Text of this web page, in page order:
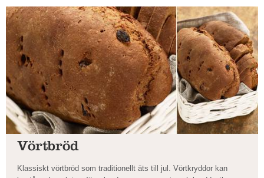
Vörtbröd
Klassiskt vörtbröd som traditionellt äts till jul. Vörtkryddor kan